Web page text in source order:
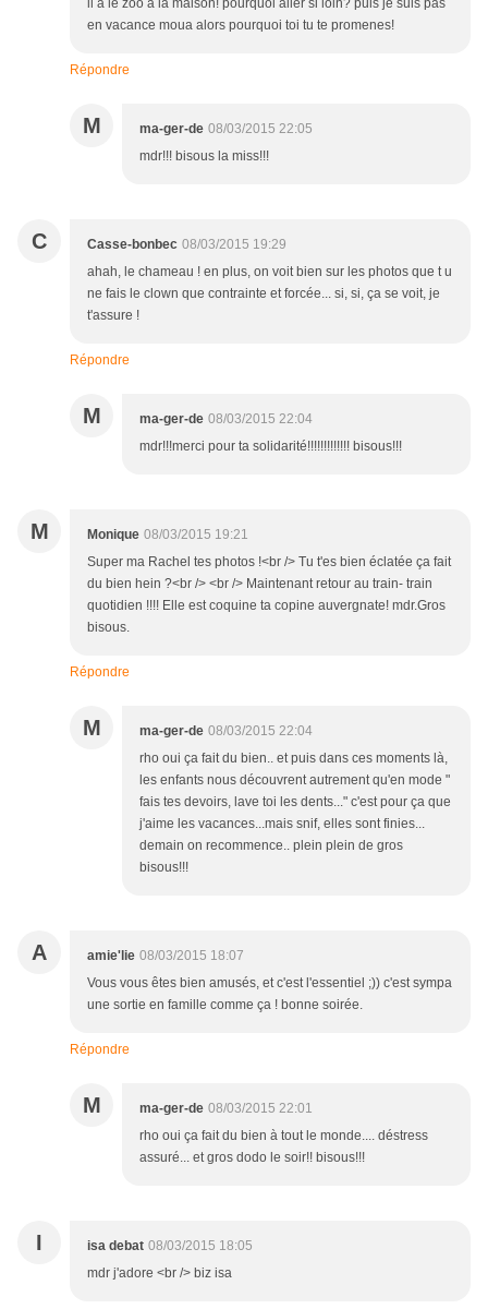
il a le zoo à la maison! pourquoi aller si loin? puis je suis pas
en vacance moua alors pourquoi toi tu te promenes!
Répondre
M ma-ger-de 08/03/2015 22:05
mdr!!! bisous la miss!!!
C Casse-bonbec 08/03/2015 19:29
ahah, le chameau ! en plus, on voit bien sur les photos que t u
ne fais le clown que contrainte et forcée... si, si, ça se voit, je
t'assure !
Répondre
M ma-ger-de 08/03/2015 22:04
mdr!!!merci pour ta solidarité!!!!!!!!!!!!! bisous!!!
M Monique 08/03/2015 19:21
Super ma Rachel tes photos !<br /> Tu t'es bien éclatée ça fait
du bien hein ?<br /> <br /> Maintenant retour au train- train
quotidien !!!! Elle est coquine ta copine auvergnate! mdr.Gros
bisous.
Répondre
M ma-ger-de 08/03/2015 22:04
rho oui ça fait du bien.. et puis dans ces moments là,
les enfants nous découvrent autrement qu'en mode "
fais tes devoirs, lave toi les dents..." c'est pour ça que
j'aime les vacances...mais snif, elles sont finies...
demain on recommence.. plein plein de gros
bisous!!!
A amie'lie 08/03/2015 18:07
Vous vous êtes bien amusés, et c'est l'essentiel ;)) c'est sympa
une sortie en famille comme ça ! bonne soirée.
Répondre
M ma-ger-de 08/03/2015 22:01
rho oui ça fait du bien à tout le monde.... déstress
assuré... et gros dodo le soir!! bisous!!!
I isa debat 08/03/2015 18:05
mdr j'adore <br /> biz isa